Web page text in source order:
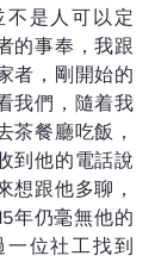
不是人可以定
的事奉，我跟
者，剛開始的
我們，隨着我
茶餐廳吃飯，
到他的電話說
想跟他多聊，
年仍毫無他的
位社工找到